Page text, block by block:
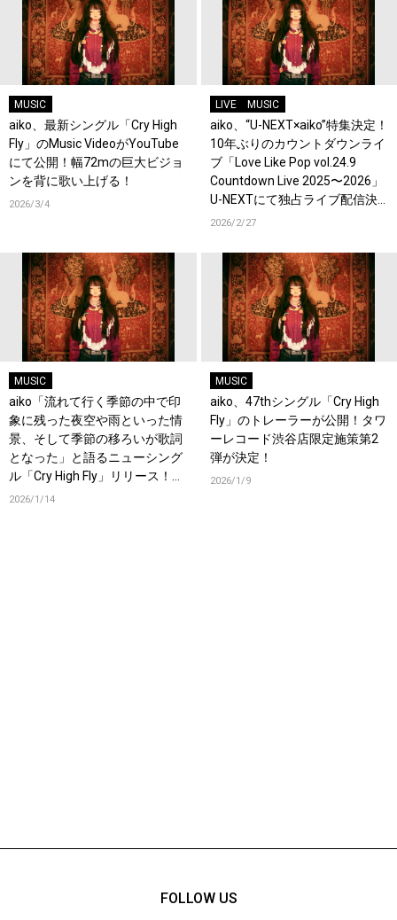
MUSIC
aiko、最新シングル「Cry High
Fly」のMusic VideoがYouTube
にて公開！幅72mの巨大ビジョ
ンを背に歌い上げる！
2026/3/4
LIVE MUSIC
aiko、“U-NEXT×aiko”特集決定！
10年ぶりのカウントダウンライ
ブ「Love Like Pop vol.24.9
Countdown Live 2025〜2026」
U-NEXTにて独占ライブ配信決
定！過去ライブ映像一挙配信ス
2026/2/27
MUSIC
aiko「流れて行く季節の中で印
象に残った夜空や雨といった情
景、そして季節の移ろいが歌詞
となった」と語るニューシング
ル「Cry High Fly」リリース！オ
フィシャルインタビューも公
2026/1/14
MUSIC
aiko、47thシングル「Cry High
Fly」のトレーラーが公開！タワ
ーレコード渋谷店限定施策第2
弾が決定！
2026/1/9
FOLLOW US